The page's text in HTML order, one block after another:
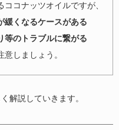
コナッツオイルですが、
緩くなるケースがある
等のトラブルに繋がる
しましょう。
解説していきます。